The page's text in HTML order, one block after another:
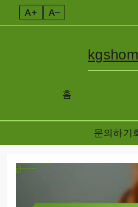
A+ A–
홈
문의하기